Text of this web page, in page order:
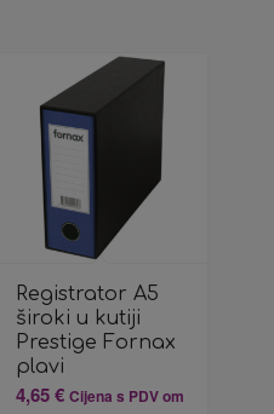
Registrator A5
široki u kutiji
Prestige Fornax
plavi
4,65€ Cijena s PDV om